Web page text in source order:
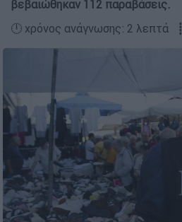
βεβαιώθηκαν 112 παραβάσεις.
🕛 χρόνος ανάγνωσης: 2 λεπτά ┋